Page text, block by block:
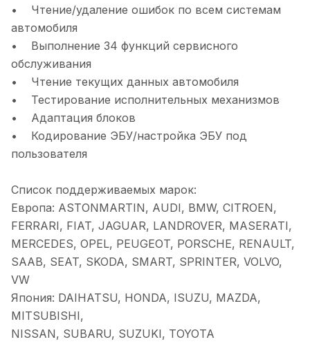
• Чтение/удаление ошибок по всем системам
автомобиля
• Выполнение 34 функций сервисного
обслуживания
• Чтение текущих данных автомобиля
• Тестирование исполнительных механизмов
• Адаптация блоков
• Кодирование ЭБУ/настройка ЭБУ под
пользователя
Список поддерживаемых марок:
Европа: ASTONMARTIN, AUDI, BMW, CITROEN,
FERRARI, FIAT, JAGUAR, LANDROVER, MASERATI,
MERCEDES, OPEL, PEUGEOT, PORSCHE, RENAULT,
SAAB, SEAT, SKODA, SMART, SPRINTER, VOLVO,
VW
Япония: DAIHATSU, HONDA, ISUZU, MAZDA,
MITSUBISHI,
NISSAN, SUBARU, SUZUKI, TOYOTA